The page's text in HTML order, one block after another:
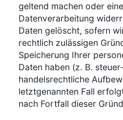
geltend machen oder
Datenverarbeitung
Daten gelöscht, sofern
rechtlich zulässigen
Speicherung Ihrer
Daten haben (z. B.
handelsrechtliche
letztgenannten Fall
nach Fortfall dieser